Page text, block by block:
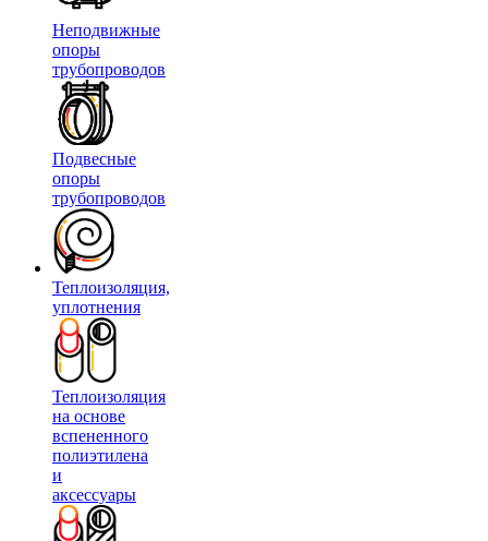
Неподвижные
опоры
трубопроводов
Подвесные
опоры
трубопроводов
Теплоизоляция,
уплотнения
Теплоизоляция
на основе
вспененного
полиэтилена
и
аксессуары